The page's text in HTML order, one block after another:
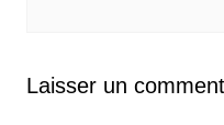
Laisser un